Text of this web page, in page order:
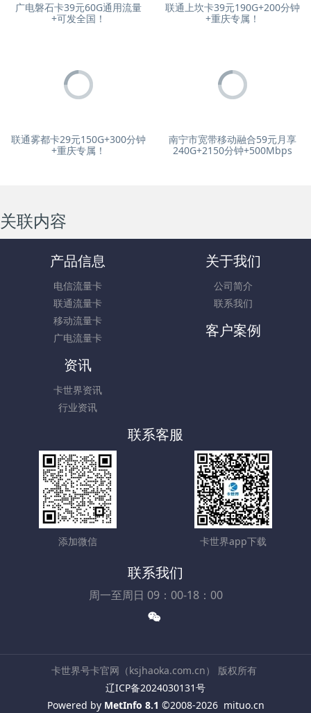
广电磐石卡39元60G通用流量
+可发全国！
联通上坎卡39元190G+200分钟
+重庆专属！
联通雾都卡29元150G+300分钟
+重庆专属！
南宁市宽带移动融合59元月享
240G+2150分钟+500Mbps
关联内容
产品信息
电信流量卡
联通流量卡
移动流量卡
广电流量卡
关于我们
公司简介
联系我们
客户案例
资讯
卡世界资讯
行业资讯
联系客服
添加微信 卡世界app下载
联系我们
周一至周日 09：00-18：00
卡世界号卡官网（ksjhaoka.com.cn） 版权所有
辽ICP备2024030131号
Powered by MetInfo 8.1 ©2008-2026 mituo.cn